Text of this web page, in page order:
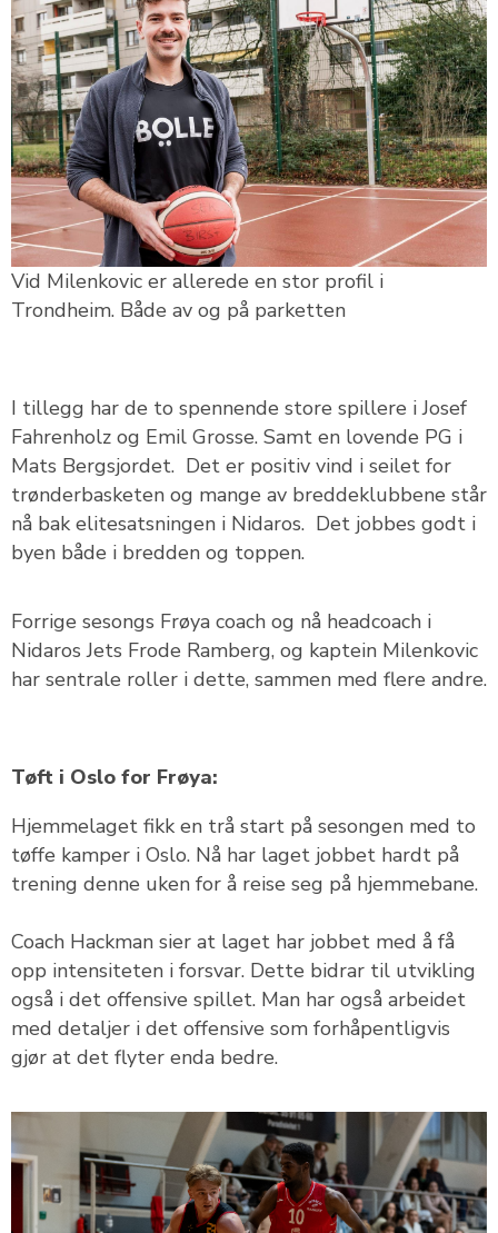
Vid Milenkovic er allerede en stor profil i
Trondheim. Både av og på parketten
I tillegg har de to spennende store spillere i Josef
Fahrenholz og Emil Grosse. Samt en lovende PG i
Mats Bergsjordet. Det er positiv vind i seilet for
trønderbasketen og mange av breddeklubbene står
nå bak elitesatsningen i Nidaros. Det jobbes godt i
byen både i bredden og toppen.
Forrige sesongs Frøya coach og nå headcoach i
Nidaros Jets Frode Ramberg, og kaptein Milenkovic
har sentrale roller i dette, sammen med flere andre.
Tøft i Oslo for Frøya:
Hjemmelaget fikk en trå start på sesongen med to
tøffe kamper i Oslo. Nå har laget jobbet hardt på
trening denne uken for å reise seg på hjemmebane.
Coach Hackman sier at laget har jobbet med å få
opp intensiteten i forsvar. Dette bidrar til utvikling
også i det offensive spillet. Man har også arbeidet
med detaljer i det offensive som forhåpentligvis
gjør at det flyter enda bedre.